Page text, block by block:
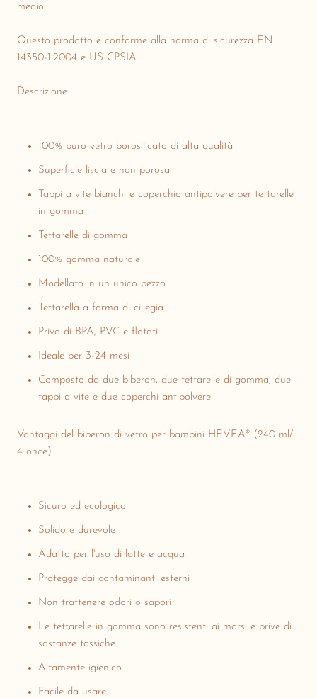
medio.
Questo prodotto è conforme alla norma di sicurezza EN
14350-1:2004 e US CPSIA.
Descrizione
100% puro vetro borosilicato di alta qualità
Superficie liscia e non porosa
Tappi a vite bianchi e coperchio antipolvere per tettarelle
in gomma
Tettarelle di gomma
100% gomma naturale
Modellato in un unico pezzo
Tettarella a forma di ciliegia
Privo di BPA, PVC e flatati
Ideale per 3-24 mesi
Composto da due biberon, due tettarelle di gomma, due
tappi a vite e due coperchi antipolvere.
Vantaggi del biberon di vetro per bambini HEVEA® (240 ml/
4 once)
Sicuro ed ecologico
Solido e durevole
Adatto per l'uso di latte e acqua
Protegge dai contaminanti esterni
Non trattenere odori o sapori
Le tettarelle in gomma sono resistenti ai morsi e prive di
sostanze tossiche.
Altamente igienico
Facile da usare